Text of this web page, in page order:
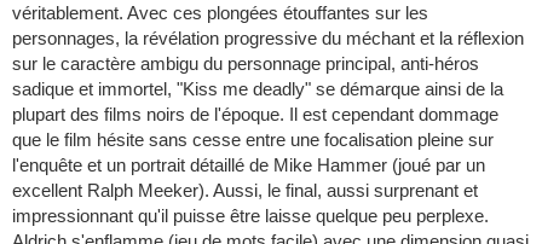
véritablement. Avec ces plongées étouffantes sur les
personnages, la révélation progressive du méchant et la réflexion
sur le caractère ambigu du personnage principal, anti-héros
sadique et immortel, "Kiss me deadly" se démarque ainsi de la
plupart des films noirs de l'époque. Il est cependant dommage
que le film hésite sans cesse entre une focalisation pleine sur
l'enquête et un portrait détaillé de Mike Hammer (joué par un
excellent Ralph Meeker). Aussi, le final, aussi surprenant et
impressionnant qu'il puisse être laisse quelque peu perplexe.